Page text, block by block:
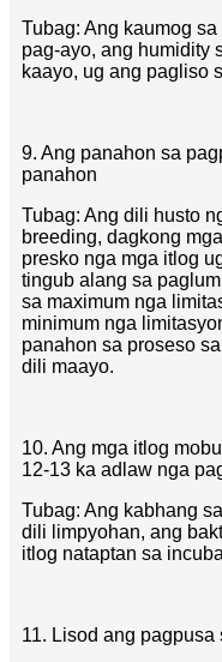
Tubag: Ang kaumog
pag-ayo, ang humidity
kaayo, ug ang pagliso
9. Ang panahon sa
panahon
Tubag: Ang dili husto
breeding, dagkong
presko nga mga itlog
tingub alang sa
sa maximum nga
minimum nga
panahon sa proseso
dili maayo.
10. Ang mga itlog
12-13 ka adlaw nga
Tubag: Ang kabhang
dili limpyohan, ang
itlog nataptan sa
11. Lisod ang pagpusa